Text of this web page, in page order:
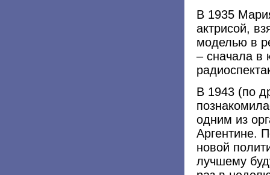
В 1935
актрисой,
моделью в
– сначала в
В 1943 (по
одним из
Аргентине.
новой
лучшему